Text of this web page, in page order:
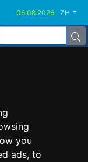
you
ads, to
ZH